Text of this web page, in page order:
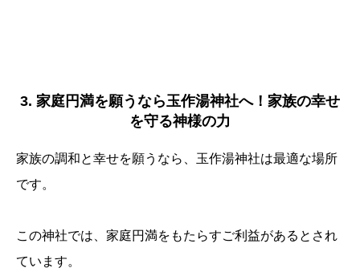
3. 家庭円満を願うなら玉作湯神社へ！家族の幸せ
を守る神様の力
家族の調和と幸せを願うなら、玉作湯神社は最適な場所
です。
この神社では、家庭円満をもたらすご利益があるとされ
ています。